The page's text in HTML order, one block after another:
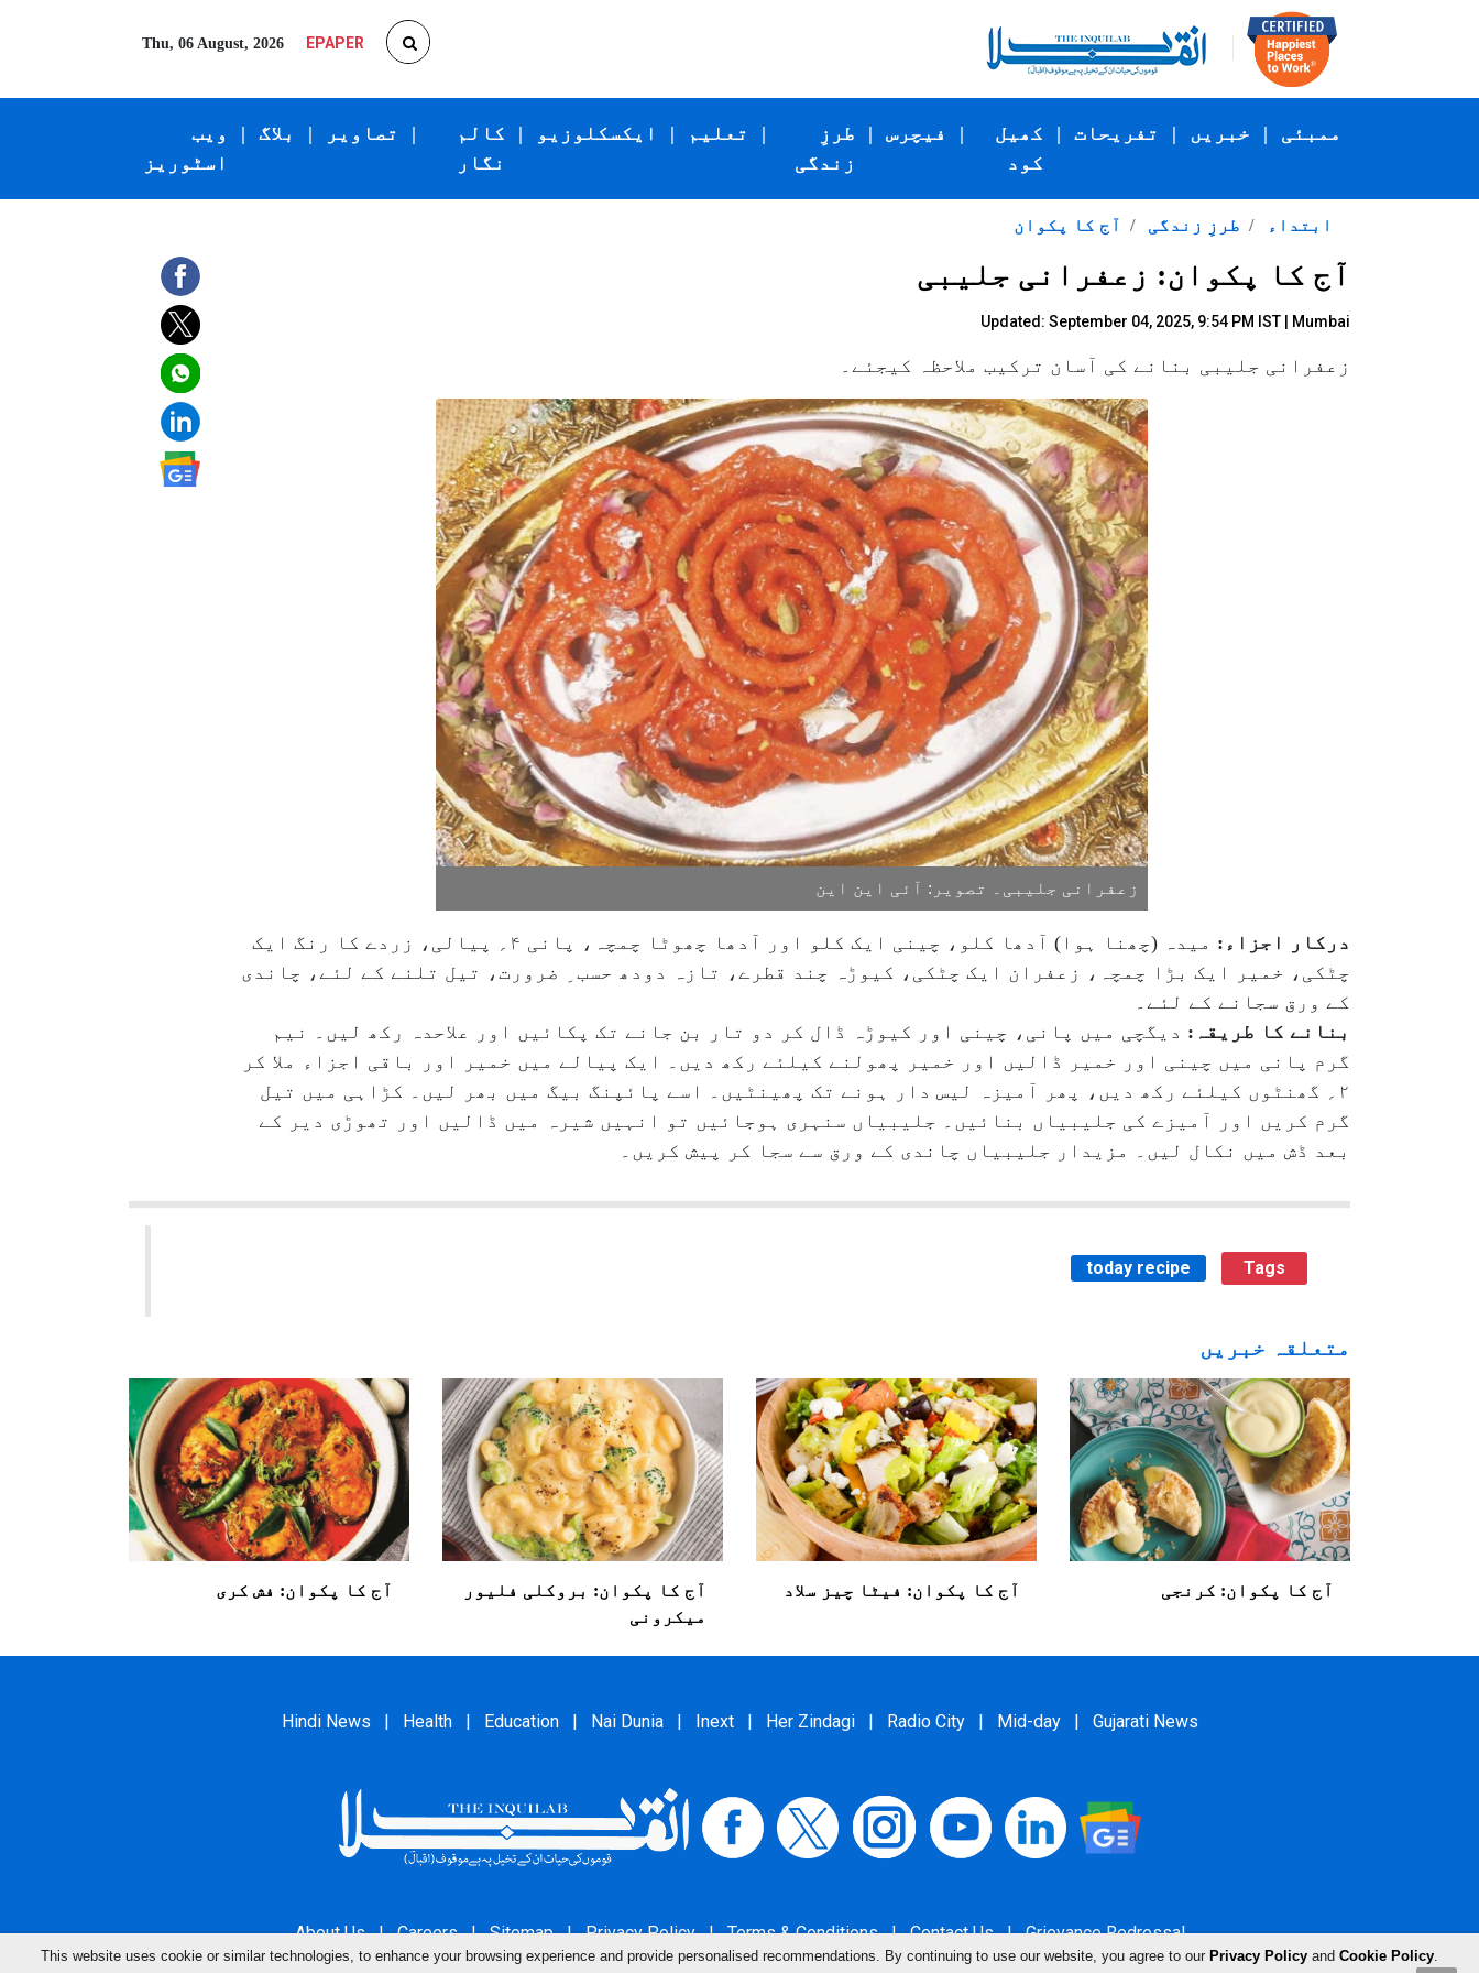
Thu, 06 August, 2026 EPAPER
ویب
اسٹوریز
| بلاگ | تصاویر |
کالم
نگار
| ایکسکلوزیو | تعلیم |
طرزِ
زندگی
| فیچرس |
کھیل
کود
| تفریحات | خبریں | ممبئی
آج کا پکوان طرزِ زندگی ابتداء
آج کا پکوان: زعفرانی جلیبی
Updated: September 04, 2025, 9:54 PM IST | Mumbai
زعفرانی جلیبی بنانے کی آسان ترکیب ملاحظہ کیجئے۔
زعفرانی جلیبی۔ تصویر: آئی این این
درکار اجزاء:
میدہ (چھنا ہوا) آدھا کلو، چینی ایک کلو اور آدھا چھوٹا چمچہ، پانی ۴؍ پیالی، زردے کا رنگ ایک
چٹکی، خمیر ایک بڑا چمچہ، زعفران ایک چٹکی، کیوڑہ چند قطرے، تازہ دودھ حسب ِ ضرورت، تیل تلنے کے لئے، چاندی
کے ورق سجانے کے لئے۔
بنانے کا طریقہ: دیگچی میں پانی، چینی اور کیوڑہ ڈال کر دو تار بن جانے تک پکائیں اور علاحدہ رکھ لیں۔ نیم
گرم پانی میں چینی اور خمیر ڈالیں اور خمیر پھولنے کیلئے رکھ دیں۔ ایک پیالے میں خمیر اور باقی اجزاء ملا کر
۲؍ گھنٹوں کیلئے رکھ دیں، پھر آمیزہ لیس دار ہونے تک پھینٹیں۔ اسے پائپنگ بیگ میں بھر لیں۔ کڑاہی میں تیل
گرم کریں اور آمیزے کی جلیبیاں بنائیں۔ جلیبیاں سنہری ہوجائیں تو انہیں شیرہ میں ڈالیں اور تھوڑی دیر کے
بعد ڈش میں نکال لیں۔ مزیدار جلیبیاں چاندی کے ورق سے سجا کر پیش کریں۔
today recipe Tags
متعلقہ خبریں
آج کا پکوان: کرنجی آج کا پکوان: فیٹا چیز سلاد
آج کا پکوان: بروکلی فلیور
میکرونی
آج کا پکوان: فش کری
Hindi News | Health | Education | Nai Dunia | Inext | Her Zindagi | Radio City | Mid-day | Gujarati News
About Us | Careers | Sitemap | Privacy Policy | Terms & Conditions | Contact Us | Grievance Redressal
This website uses cookie or similar technologies, to enhance your browsing experience and provide personalised recommendations. By continuing to use our website, you agree to our Privacy Policy and Cookie Policy.